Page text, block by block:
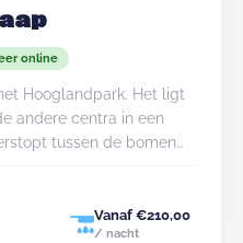
online
Hooglandpark. Het ligt
andere centra in een
tussen de bomen
Vanaf €210,00
/ nacht